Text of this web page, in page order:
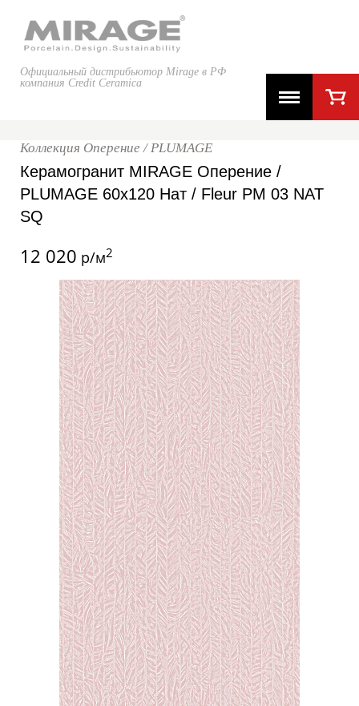
Официальный дистрибьютор Mirage в РФ
компания Credit Ceramica
Коллекция Оперение / PLUMAGE
Керамогранит MIRAGE Оперение /
PLUMAGE 60x120 Нат / Fleur PM 03 NAT
SQ
12 020 р/м2